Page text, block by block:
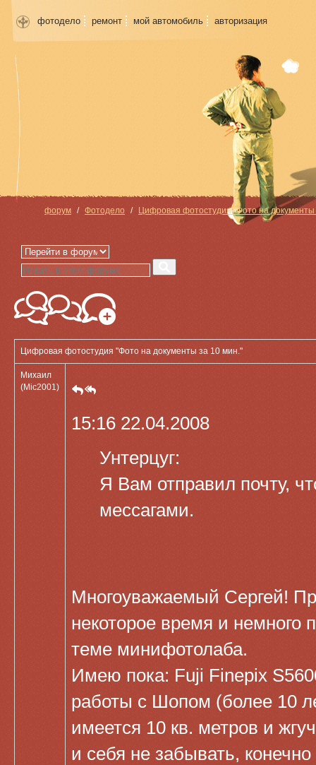
фотодело ремонт мой автомобиль авторизация
форум Фотодело Цифровая фотостудия "Фото на документы
Цифровая фотостудия "Фото на документы за 10 мин."
Михаил
(Mic2001)
15:16 22.04.2008
Унтерцуг:
Я Вам отправил почту,
мессагами.
Многоуважаемый Сергей!
некоторое время и немного
теме минифотолаба.
Имею пока: Fuji Finepix
работы с Шопом (более 10
имеется 10 кв. метров и
и себя не забывать,